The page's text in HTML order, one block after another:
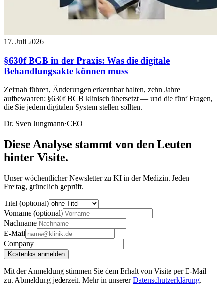
17. Juli 2026
§630f BGB in der Praxis: Was die digitale
Behandlungsakte können muss
Zeitnah führen, Änderungen erkennbar halten, zehn Jahre
aufbewahren: §630f BGB klinisch übersetzt — und die fünf Fragen,
die Sie jedem digitalen System stellen sollten.
Dr. Sven Jungmann·CEO
Diese Analyse stammt von den Leuten
hinter Visite.
Unser wöchentlicher Newsletter zu KI in der Medizin. Jeden
Freitag, gründlich geprüft.
Titel (optional)
Vorname (optional)
Nachname
E-Mail
Company
Kostenlos anmelden
Mit der Anmeldung stimmen Sie dem Erhalt von Visite per E-Mail
zu. Abmeldung jederzeit. Mehr in unserer Datenschutzerklärung.